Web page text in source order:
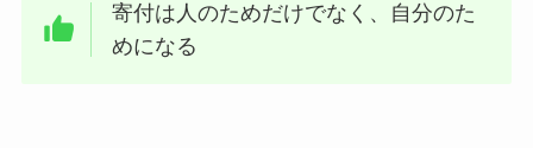
寄付は人のためだけでなく、自分のた
めになる